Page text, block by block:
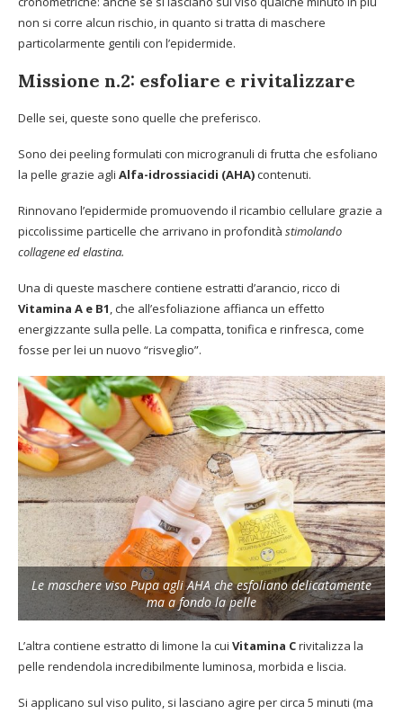
non si corre alcun rischio, in quanto si tratta di maschere
particolarmente gentili con l’epidermide.
Missione n.2: esfoliare e rivitalizzare
Delle sei, queste sono quelle che preferisco.
Sono dei peeling formulati con microgranuli di frutta che esfoliano
la pelle grazie agli Alfa-idrossiacidi (AHA)contenuti.
Rinnovano l’epidermide promuovendo il ricambio cellulare grazie a
piccolissime particelle che arrivano in profondità stimolando
collagene ed elastina.
Una di queste maschere contiene estratti d’arancio, ricco di
Vitamina A e B1, che all’esfoliazione affianca un effetto
energizzante sulla pelle. La compatta, tonifica e rinfresca, come
fosse per lei un nuovo “risveglio”.
Le maschere viso Pupa agli AHA che esfoliano delicatamente
ma a fondo la pelle
L’altra contiene estratto di limone la cui Vitamina Crivitalizza la
pelle rendendola incredibilmente luminosa, morbida e liscia.
Si applicano sul viso pulito, si lasciano agire per circa 5 minuti (ma